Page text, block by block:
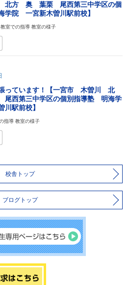
方 奥 葉栗 尾西第三中学区の個
学院 一宮新木曽川駅前校】
室での指導 教室の様子
っています！【一宮市 木曽川 北
西第三中学区の個別指導塾 明海学
駅前校】
指導 教室の様子
校舎トップ
ブログトップ